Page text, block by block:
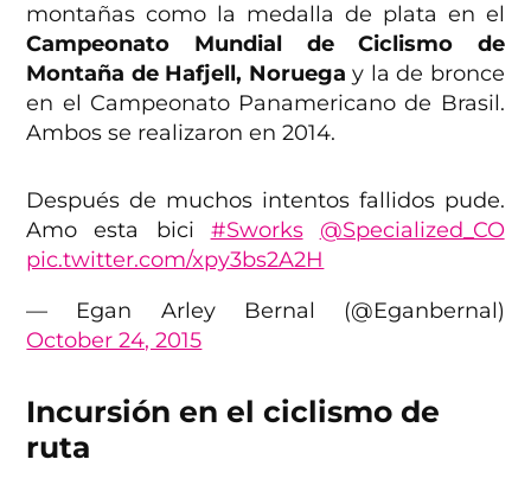
montañas como la medalla de plata en el
Campeonato Mundial de Ciclismo de
Montaña de Hafjell, Noruega y la de bronce
en el Campeonato Panamericano de Brasil.
Ambos se realizaron en 2014.
Después de muchos intentos fallidos pude.
Amo esta bici #Sworks
@Specialized_CO
pic.twitter.com/xpy3bs2A2H
— Egan Arley Bernal (@Eganbernal)
October 24, 2015
Incursión en el ciclismo de
ruta